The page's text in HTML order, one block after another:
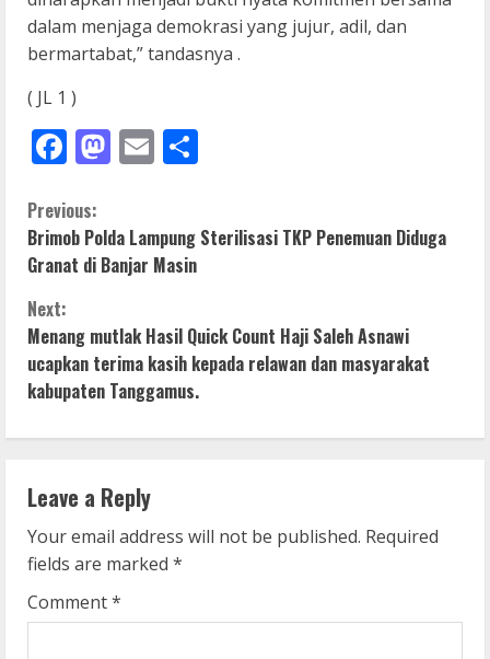
dalam menjaga demokrasi yang jujur, adil, dan
bermartabat,” tandasnya .
( JL 1 )
Facebook
Mastodon
Email
C
o
n
t
i
n
u
e
R
e
Previous:
Brimob Polda Lampung Sterilisasi TKP Penemuan Diduga
Granat di Banjar Masin
Next:
Menang mutlak Hasil Quick Count Haji Saleh Asnawi
ucapkan terima kasih kepada relawan dan masyarakat
kabupaten Tanggamus.
Leave a Reply
Your email address will not be published. Required
fields are marked *
Comment*